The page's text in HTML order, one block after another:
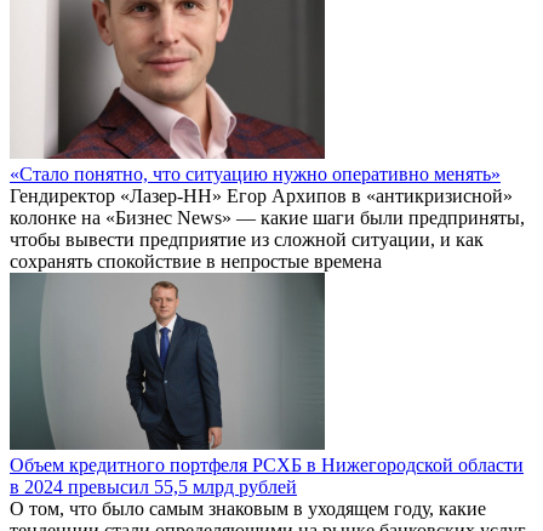
«Стало понятно, что ситуацию нужно оперативно менять»
Гендиректор «Лазер-НН» Егор Архипов в «антикризисной»
колонке на «Бизнес News» — какие шаги были предприняты,
чтобы вывести предприятие из сложной ситуации, и как
сохранять спокойствие в непростые времена
Объем кредитного портфеля РСХБ в Нижегородской области
в 2024 превысил 55,5 млрд рублей
О том, что было самым знаковым в уходящем году, какие